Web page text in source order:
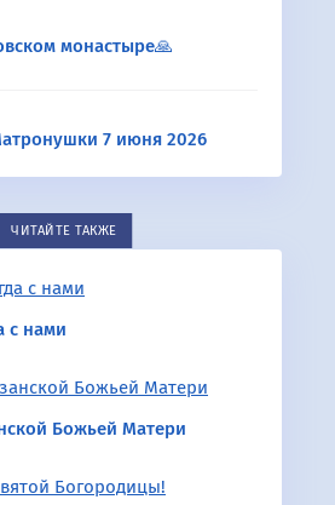
монастыре🙏
7 июня 2026
ЧИТАЙТЕ ТАКЖЕ
с нами
Божьей Матери